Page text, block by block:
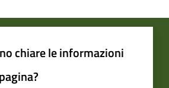
chiare le informazioni